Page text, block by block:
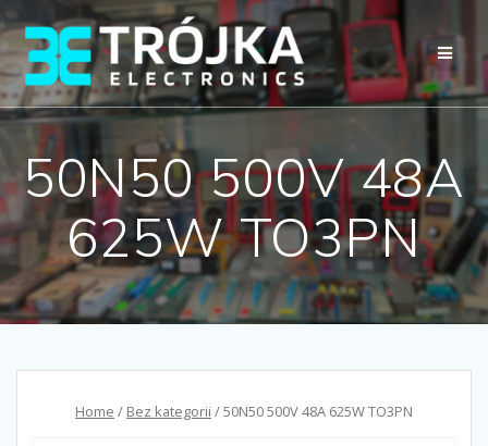
Przejdź
do
treści
50N50 500V 48A
625W TO3PN
Home / Bez kategorii / 50N50 500V 48A 625W TO3PN